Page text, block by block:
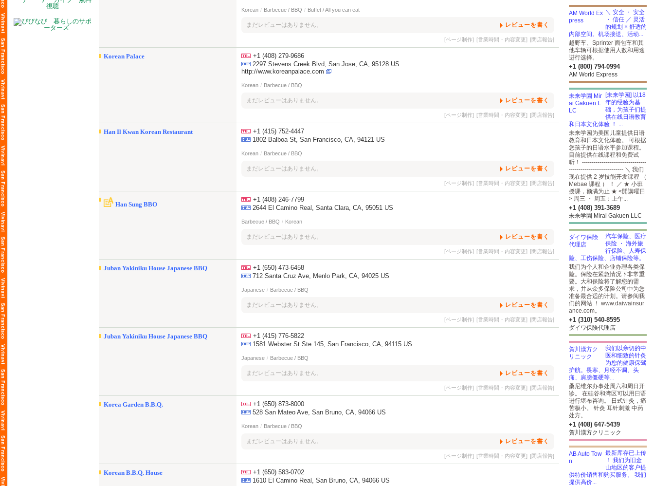
Korean / Barbecue / BBQ / Buffet / All you can eat
まだレビューはありません。 レビューを書く
[ページ制作] [営業時間・内容変更] [閉店報告]
Korean Palace
+1 (408) 279-9686
2297 Stevens Creek Blvd, San Jose, CA, 95128 US
http://www.koreanpalace.com
Korean / Barbecue / BBQ
まだレビューはありません。 レビューを書く
[ページ制作] [営業時間・内容変更] [閉店報告]
Han Il Kwan Korean Restaurant
+1 (415) 752-4447
1802 Balboa St, San Francisco, CA, 94121 US
Korean / Barbecue / BBQ
まだレビューはありません。 レビューを書く
[ページ制作] [営業時間・内容変更] [閉店報告]
Han Sung BBO
+1 (408) 246-7799
2644 El Camino Real, Santa Clara, CA, 95051 US
Barbecue / BBQ / Korean
まだレビューはありません。 レビューを書く
[ページ制作] [営業時間・内容変更] [閉店報告]
Juban Yakiniku House Japanese BBQ
+1 (650) 473-6458
712 Santa Cruz Ave, Menlo Park, CA, 94025 US
Japanese / Barbecue / BBQ
まだレビューはありません。 レビューを書く
[ページ制作] [営業時間・内容変更] [閉店報告]
Juban Yakiniku House Japanese BBQ
+1 (415) 776-5822
1581 Webster St Ste 145, San Francisco, CA, 94115 US
Japanese / Barbecue / BBQ
まだレビューはありません。 レビューを書く
[ページ制作] [営業時間・内容変更] [閉店報告]
Korea Garden B.B.Q.
+1 (650) 873-8000
528 San Mateo Ave, San Bruno, CA, 94066 US
Korean / Barbecue / BBQ
まだレビューはありません。 レビューを書く
[ページ制作] [営業時間・内容変更] [閉店報告]
Korean B.B.Q. House
+1 (650) 583-0702
1610 El Camino Real, San Bruno, CA, 94066 US
＼ 安全 ・ 安全
・ 信任 ／ 灵活
的规划 × 舒适的
内部空间。机场接送、活动...
越野车、Sprinter 面包车和其
他车辆可根据使用人数和用途
进行选择。
+1 (800) 794-0994
AM World Express
[未来学园] 以18
年的经验为基
础，为孩子们提
供在线日语教育
和日本文化体验 ！ ...
未来学园为美国儿童提供日语
教育和日本文化体验。 可根据
您孩子的日语水平参加课程。
目前提供在线课程和免费试
听！ ---------------------------------
---------------------------- ＼ 我们
现在提供 2 岁技能开发课程 （
Mebae 课程 ） ！ ／ ★ 小班
授课，额满为止 ★ <開講曜日
> 周三 ・ 周五：上午...
+1 (408) 391-3689
未来学園 Mirai Gakuen LLC
汽车保险、医疗
保险 ・ 海外旅
行保险、人寿保
险、工伤保险、店铺保险等。
我们为个人和企业办理各类保
险。保险在紧急情况下非常重
要。大和保险将了解您的需
求，并从众多保险公司中为您
准备最合适的计划。请参阅我
们的网站 ！ www.daiwainsur
ance.com。
+1 (310) 540-8595
ダイワ保険代理店
我们以亲切的中
医和细致的针灸
为您的健康保驾
护航。畏寒、月经不调、头
痛、肩膀僵硬等...
桑尼维尔办事处周六和周日开
诊。 在硅谷和湾区可以用日语
进行堪布咨询。 日式针灸，痛
苦极小。 针灸 耳针刺激 中药
处方。
+1 (408) 647-5439
賀川漢方クリニック
最新库存已上传
！ 我们为旧金
山地区的客户提
供特价销售和购买服务。 我们
提供高价...